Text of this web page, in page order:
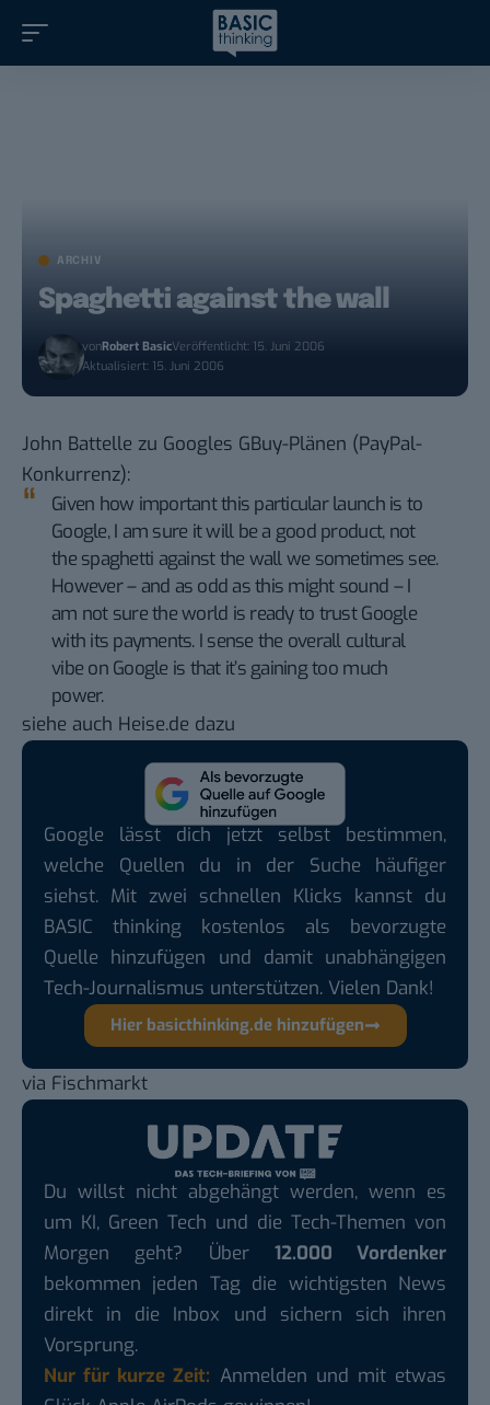
ARCHIV
Spaghetti against the wall
vonRobert BasicVeröffentlicht: 15. Juni 2006
Aktualisiert: 15. Juni 2006
John Battelle zu Googles GBuy-Plänen (PayPal-
Konkurrenz):
Given how important this particular launch is to
Google, I am sure it will be a good product, not
the spaghetti against the wall we sometimes see.
However – and as odd as this might sound – I
am not sure the world is ready to trust Google
with its payments. I sense the overall cultural
vibe on Google is that it’s gaining too much
power.
siehe auch Heise.de dazu
Google lässt dich jetzt selbst bestimmen,
welche Quellen du in der Suche häufiger
siehst. Mit zwei schnellen Klicks kannst du
BASIC thinking kostenlos als bevorzugte
Quelle hinzufügen und damit unabhängigen
Tech-Journalismus unterstützen. Vielen Dank!
Hier basicthinking.de hinzufügen
via Fischmarkt
Du willst nicht abgehängt werden, wenn es
um KI, Green Tech und die Tech-Themen von
Morgen geht? Über 12.000 Vordenker
bekommen jeden Tag die wichtigsten News
direkt in die Inbox und sichern sich ihren
Vorsprung.
Nur für kurze Zeit: Anmelden und mit etwas